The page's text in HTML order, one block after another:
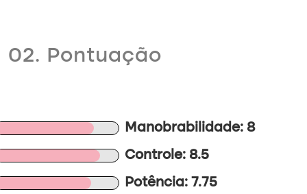
02. Pontuação
Manobrabilidade: 8
Controle: 8.5
Potência: 7.75